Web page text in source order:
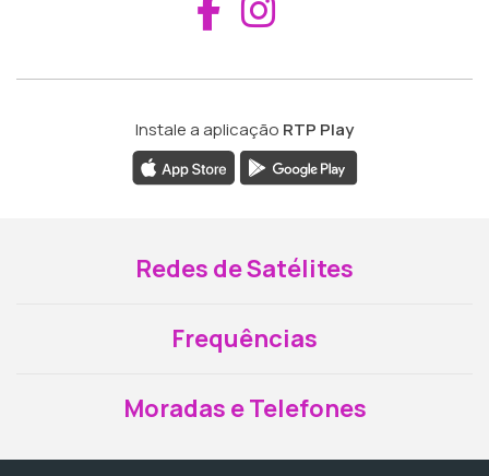
Instale a aplicação RTP Play
Redes de Satélites
Frequências
Moradas e Telefones